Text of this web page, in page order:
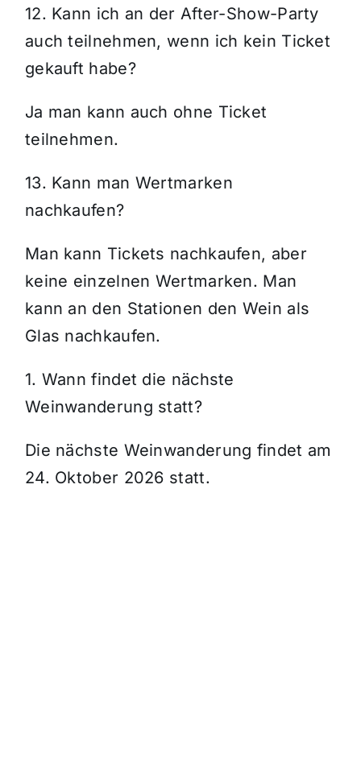
12. Kann ich an der After-Show-Party
auch teilnehmen, wenn ich kein Ticket
gekauft habe?
Ja man kann auch ohne Ticket
teilnehmen.
13. Kann man Wertmarken
nachkaufen?
Man kann Tickets nachkaufen, aber
keine einzelnen Wertmarken. Man
kann an den Stationen den Wein als
Glas nachkaufen.
1. Wann findet die nächste
Weinwanderung statt?
Die nächste Weinwanderung findet am
24. Oktober 2026 statt.